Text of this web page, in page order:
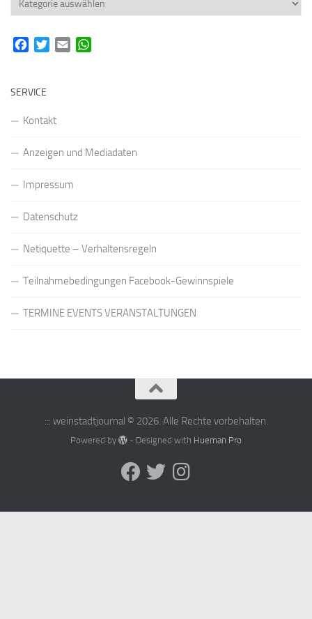
FacebookTwitterEmail
SERVICE
Kontakt
Anzeigen und Mediadaten
Impressum
Datenschutz
Netiquette – Verhaltensregeln
Teilnahmebedingungen Facebook-Gewinnspiele
TERMINE EVENTS VERANSTALTUNGEN
::: weinstadtjournal © 2026. Alle Rechte vorbehalten.
Powered by - Designed with Hueman Pro